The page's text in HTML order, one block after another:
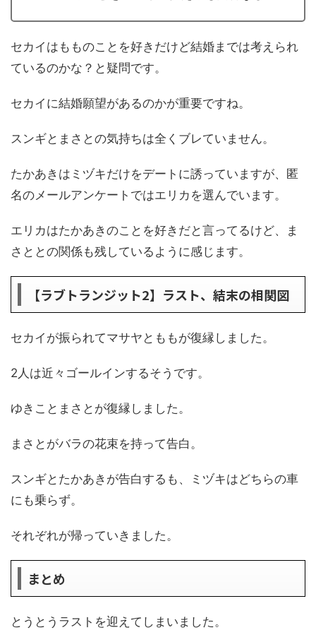
セカイはもものことを好きだけど結婚までは考えられ
ているのかな？と疑問です。
セカイに結婚願望があるのかが重要ですね。
スンギとまさとの気持ちは全くブレていません。
たかあきはミヅキだけをデートに誘っていますが、匿
名のメールアンケートではエリカを選んでいます。
エリカはたかあきのことを好きだと言ってるけど、ま
さととの関係も残しているように感じます。
【ラブトランジット2】ラスト、結末の相関図
セカイが振られてマサヤとももが復縁しました。
2人は近々ゴールインするそうです。
ゆきことまさとが復縁しました。
まさとがバラの花束を持って告白。
スンギとたかあきが告白するも、ミヅキはどちらの車
にも乗らず。
それぞれが帰っていきました。
まとめ
とうとうラストを迎えてしまいました。